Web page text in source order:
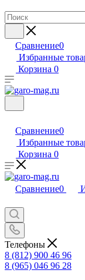
Сравнение0
Избранные
Корзина 0
Сравнение0
Избранные
Корзина 0
Сравнение0
Телефоны
8 (812) 900 46 96
8 (965) 046 96 28